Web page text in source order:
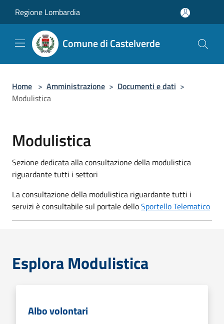
Regione Lombardia
Comune di Castelverde
Home > Amministrazione > Documenti e dati >
Modulistica
Modulistica
Sezione dedicata alla consultazione della modulistica
riguardante tutti i settori
La consultazione della modulistica riguardante tutti i
servizi è consultabile sul portale delloSportello Telematico
Esplora Modulistica
Albo volontari